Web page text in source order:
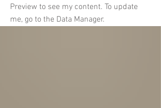
Preview to see my content. To update
me, go to the Data Manager.